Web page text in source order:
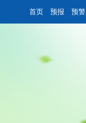
首页 预报 预警